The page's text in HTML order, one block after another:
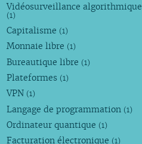
Vidéosurveillance algorithmique
(1)
Capitalisme (1)
Monnaie libre (1)
Bureautique libre (1)
Plateformes (1)
VPN (1)
Langage de programmation (1)
Ordinateur quantique (1)
Facturation électronique (1)